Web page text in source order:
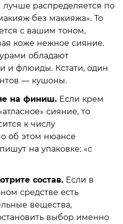
распределяется по
без макияжа». То
с вашим тоном,
коже нежное сияние.
обладают
и флюиды. Кстати, один
— кушоны.
на финиш. Если крем
сияние, то
к числу
об этом нюансе
на упаковке: «с
состав. Если в
средстве есть
вещества,
выбор именно